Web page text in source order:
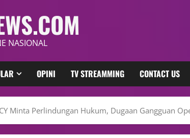
NASIONAL
OPINI TV STREAMMING CONTACT US
Minta Perlindungan Hukum, Dugaan Gangguan